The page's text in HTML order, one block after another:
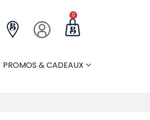
0
PROMOS & CADEAUX